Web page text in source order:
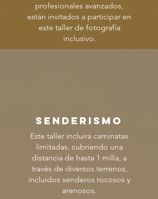
profesionales avanzados,
están invitados a participar en
este taller de fotografía
inclusivo.
SENDERISMO
Este taller incluirá caminatas
limitadas, cubriendo una
distancia de hasta 1 milla, a
través de diversos terrenos,
incluidos senderos rocosos y
arenosos.